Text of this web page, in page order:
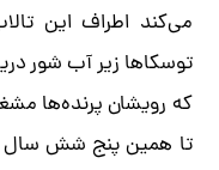
می‌کند اطراف این
توسکاها زیر آب شور
که رویشان پرنده‌ها
تا همین پنج شش سال